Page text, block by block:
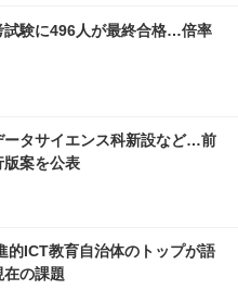
試験に496人が最終合格…倍率
ータサイエンス科新設など…前
版案を公表
的ICT教育自治体のトップが語
在の課題